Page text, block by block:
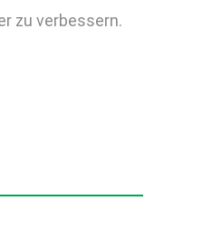
zu verbessern.